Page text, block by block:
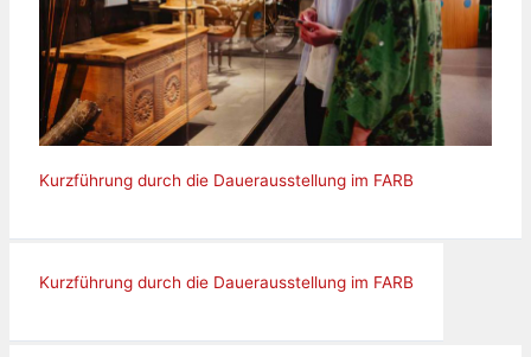
Kurzführung durch die Dauerausstellung im FARB
Kurzführung durch die Dauerausstellung im FARB